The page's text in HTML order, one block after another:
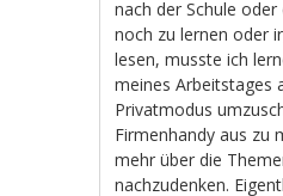
nach der Schule
noch zu lernen oder
lesen, musste ich
meines Arbeitstages
Privatmodus
Firmenhandy aus zu
mehr über die
nachzudenken.